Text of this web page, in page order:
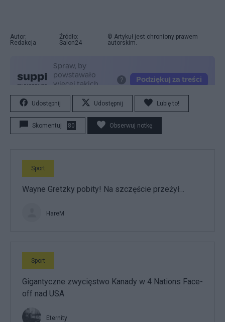
Autor:
Redakcja
Źródło:
Salon24
© Artykuł jest chroniony prawem
autorskim.
Udostępnij Udostępnij Lubię to!
Skomentuj 80 Obserwuj notkę
Sport
Wayne Gretzky pobity! Na szczęście przeżył…
HareM
Sport
Gigantyczne zwycięstwo Kanady w 4 Nations Face-
off nad USA
Eternity